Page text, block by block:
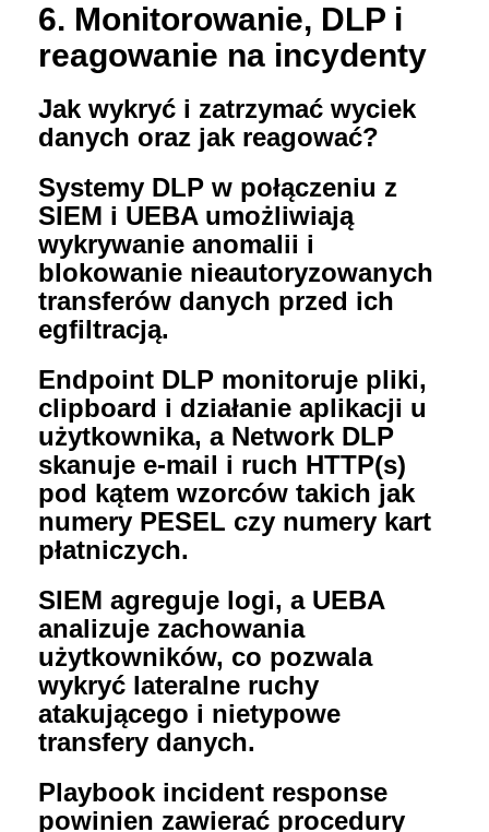
6. Monitorowanie, DLP i
reagowanie na incydenty
Jak wykryć i zatrzymać wyciek
danych oraz jak reagować?
Systemy DLP w połączeniu z
SIEM i UEBA umożliwiają
wykrywanie anomalii i
blokowanie nieautoryzowanych
transferów danych przed ich
egfiltracją.
Endpoint DLP monitoruje pliki,
clipboard i działanie aplikacji u
użytkownika, a Network DLP
skanuje e-mail i ruch HTTP(s)
pod kątem wzorców takich jak
numery PESEL czy numery kart
płatniczych.
SIEM agreguje logi, a UEBA
analizuje zachowania
użytkowników, co pozwala
wykryć lateralne ruchy
atakującego i nietypowe
transfery danych.
Playbook incident response
powinien zawierać procedury